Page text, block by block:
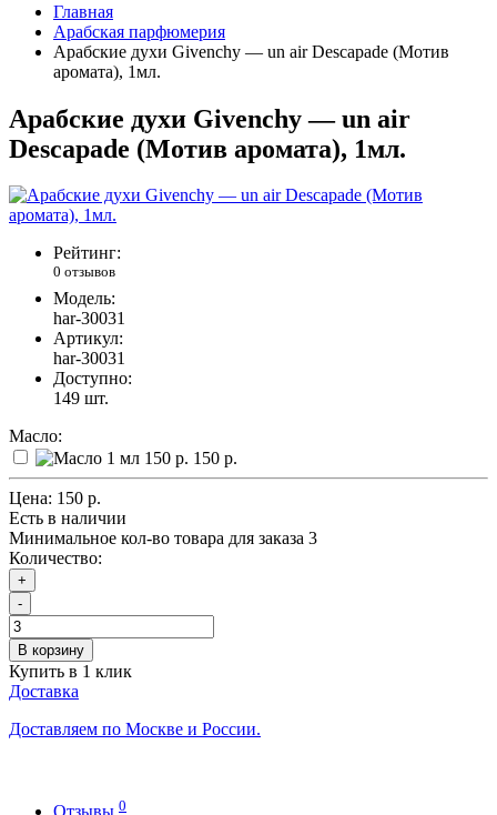
Главная
Арабская парфюмерия
Арабские духи Givenchy — un air Descapade (Мотив
аромата), 1мл.
Арабские духи Givenchy — un air
Descapade (Мотив аромата), 1мл.
Рейтинг:
0 отзывов
Модель:
har-30031
Артикул:
har-30031
Доступно:
149 шт.
Масло:
150 р.
Цена: 150 р.
Есть в наличии
Минимальное кол-во товара для заказа 3
Количество:
+
-
В корзину
Купить в 1 клик
Доставка
Доставляем по Москве и России.
Отзывы 0